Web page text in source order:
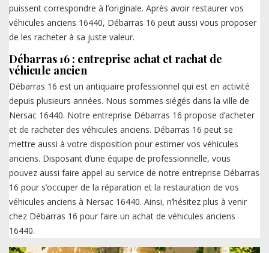
puissent correspondre à l’originale. Après avoir restaurer vos
véhicules anciens 16440, Débarras 16 peut aussi vous proposer
de les racheter à sa juste valeur.
Débarras 16 : entreprise achat et rachat de
véhicule ancien
Débarras 16 est un antiquaire professionnel qui est en activité
depuis plusieurs années. Nous sommes siégés dans la ville de
Nersac 16440. Notre entreprise Débarras 16 propose d’acheter
et de racheter des véhicules anciens. Débarras 16 peut se
mettre aussi à votre disposition pour estimer vos véhicules
anciens. Disposant d’une équipe de professionnelle, vous
pouvez aussi faire appel au service de notre entreprise Débarras
16 pour s’occuper de la réparation et la restauration de vos
véhicules anciens à Nersac 16440. Ainsi, n’hésitez plus à venir
chez Débarras 16 pour faire un achat de véhicules anciens
16440.